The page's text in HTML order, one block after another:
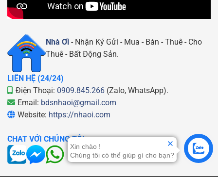
Nhà Ơi - Nhận Ký Gửi - Mua - Bán - Thuê - Cho
Thuê - Bất Động Sản.
LIÊN HỆ (24/24)
Điện Thoại: 0909.845.266 (Zalo, WhatsApp).
Email: bdsnhaoi@gmail.com
Website: https://nhaoi.com
CHAT VỚI CHÚNG TÔI
Xin chào !
Chúng tôi có thể giúp gì cho bạn?